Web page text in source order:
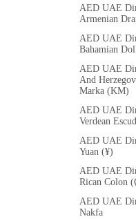
AED UAE
Armenian
AED UAE
Bahamian
AED UAE
And
Marka (KM)
AED UAE
Verdean
AED UAE
Yuan (¥)
AED UAE
Rican Colon
AED UAE
Nakfa